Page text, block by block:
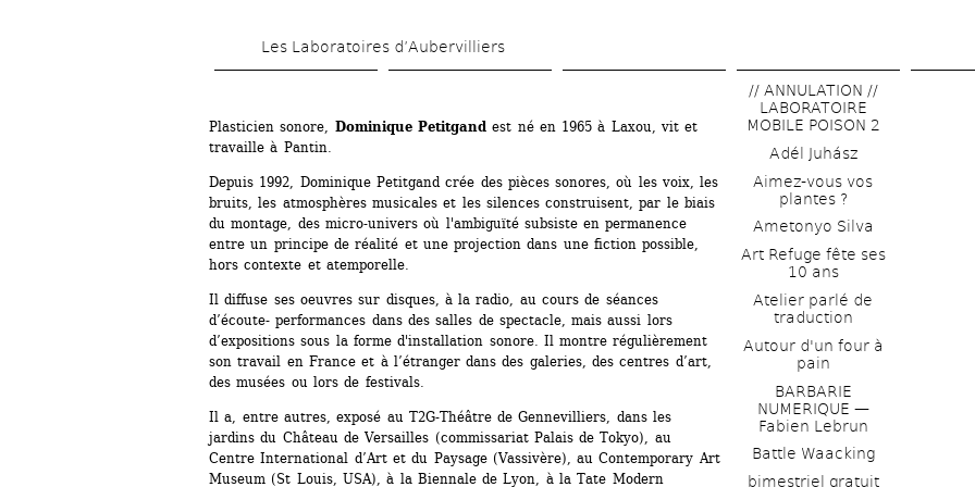
main
Les Laboratoires d’Aubervilliers
Plasticien sonore, Dominique Petitgandest né en 1965 à Laxou, vit et
travaille à Pantin.
Depuis 1992, Dominique Petitgand crée des pièces sonores, où les voix, les
bruits, les atmosphères musicales et les silences construisent, par le biais
du montage, des micro-univers où l'ambiguïté subsiste en permanence
entre un principe de réalité et une projection dans une fiction possible,
hors contexte et atemporelle.
Il diffuse ses oeuvres sur disques, à la radio, au cours de séances
d’écoute- performances dans des salles de spectacle, mais aussi lors
d’expositions sous la forme d'installation sonore. Il montre régulièrement
son travail en France et à l’étranger dans des galeries, des centres d’art,
des musées ou lors de festivals.
Il a, entre autres, exposé au T2G-Théâtre de Gennevilliers, dans les
jardins du Château de Versailles (commissariat Palais de Tokyo), au
Centre International d’Art et du Paysage (Vassivère), au Contemporary Art
Museum (St Louis, USA), à la Biennale de Lyon, à la Tate Modern
// ANNULATION //
LABORATOIRE
MOBILE POISON 2
Adél Juhász
Aimez-vous vos
plantes ?
Ametonyo Silva
Art Refuge fête ses
10 ans
Atelier parlé de
traduction
Autour d'un four à
pain
BARBARIE
NUMERIQUE —
Fabien Lebrun
Battle Waacking
bimestriel gratuit